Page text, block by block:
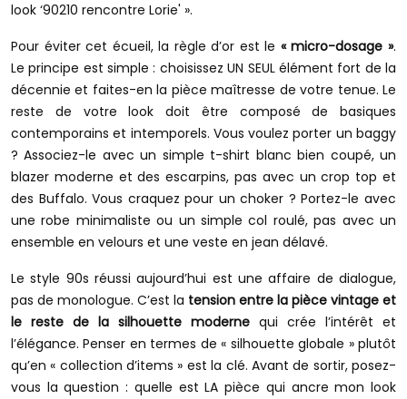
look ‘90210 rencontre Lorie' ».
Pour éviter cet écueil, la règle d’or est le « micro-dosage ».
Le principe est simple : choisissez UN SEUL élément fort de la
décennie et faites-en la pièce maîtresse de votre tenue. Le
reste de votre look doit être composé de basiques
contemporains et intemporels. Vous voulez porter un baggy
? Associez-le avec un simple t-shirt blanc bien coupé, un
blazer moderne et des escarpins, pas avec un crop top et
des Buffalo. Vous craquez pour un choker ? Portez-le avec
une robe minimaliste ou un simple col roulé, pas avec un
ensemble en velours et une veste en jean délavé.
Le style 90s réussi aujourd’hui est une affaire de dialogue,
pas de monologue. C’est la tension entre la pièce vintage et
le reste de la silhouette moderne qui crée l’intérêt et
l’élégance. Penser en termes de « silhouette globale » plutôt
qu’en « collection d’items » est la clé. Avant de sortir, posez-
vous la question : quelle est LA pièce qui ancre mon look